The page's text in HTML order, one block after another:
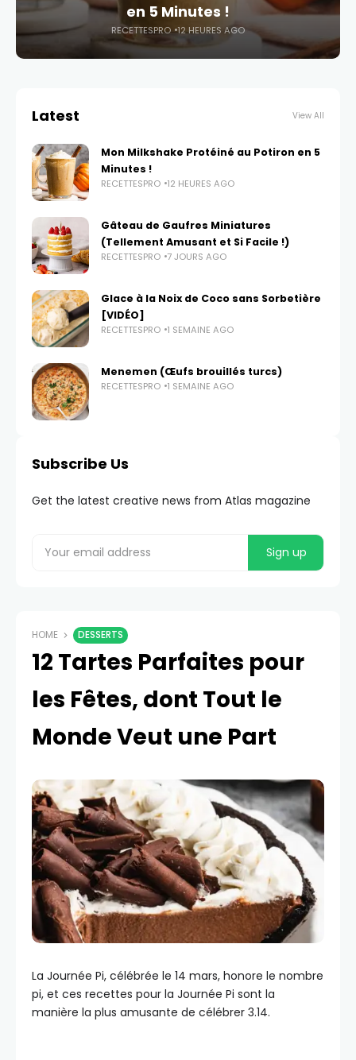
en 5 Minutes !
RECETTESPRO 12 HEURES AGO
Latest View All
Mon Milkshake Protéiné au Potiron en 5
Minutes !
RECETTESPRO 12 HEURES AGO
Gâteau de Gaufres Miniatures
(Tellement Amusant et Si Facile !)
RECETTESPRO 7 JOURS AGO
Glace à la Noix de Coco sans Sorbetière
[VIDÉO]
RECETTESPRO 1 SEMAINE AGO
Menemen (Œufs brouillés turcs)
RECETTESPRO 1 SEMAINE AGO
Subscribe Us
Get the latest creative news from Atlas magazine
HOME DESSERTS
12 Tartes Parfaites pour
les Fêtes, dont Tout le
Monde Veut une Part
La Journée Pi, célébrée le 14 mars, honore le nombre
pi, et ces recettes pour la Journée Pi sont la
manière la plus amusante de célébrer 3.14.